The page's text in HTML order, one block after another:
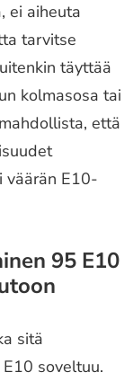
ei aiheuta
tarvitse
täyttää
kolmasosa tai
että
väärän E10-
95 E10
sitä
soveltuu.